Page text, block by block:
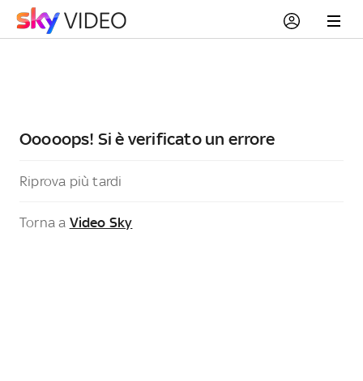
Ooooops! Si è verificato un errore
Riprova più tardi
Torna a Video Sky